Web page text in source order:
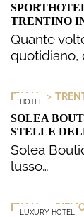
TRENTINO
Quante
quotidiano,
HOTEL
ITALIA >
SOLEA
STELLE
Solea
lusso…
LUXURY HOTEL
ITALIA >